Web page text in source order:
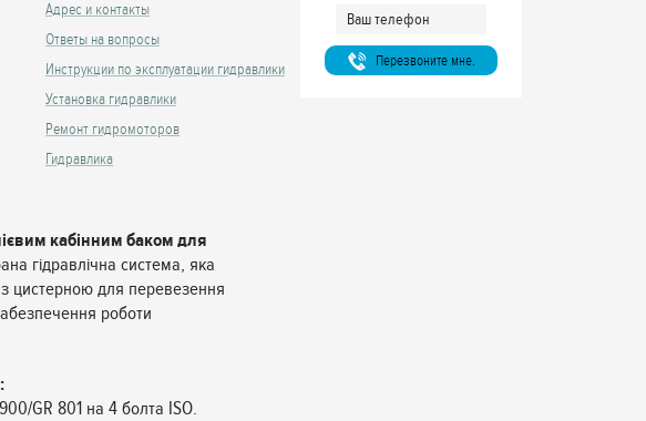
Адрес и контакты
Ответы на вопросы
Инструкции по эксплуатации гидравлики
Установка гидравлики
Ремонт гидромоторов
Гидравлика
Перезвоните мне.
кабінним баком для
гідравлічна система, яка
цистерною для перевезення
роботи
GR 801 на 4 болта ISO.